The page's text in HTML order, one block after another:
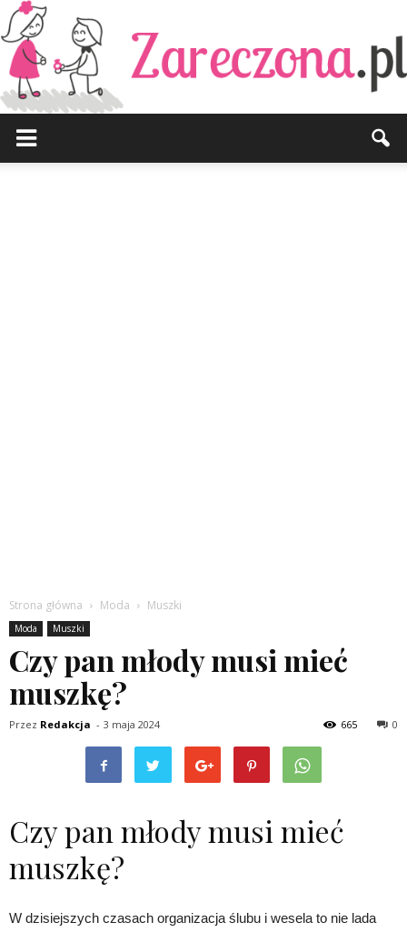
Strona główna Moda Muszki
Moda Muszki
Czy pan młody musi mieć
muszkę?
Przez Redakcja - 3 maja 2024 0
665
Czy pan młody musi mieć
muszkę?
W dzisiejszych czasach organizacja ślubu i wesela to nie lada